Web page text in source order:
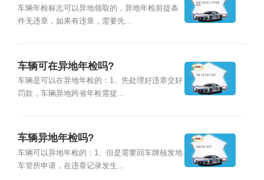
车辆年检标志可以异地领取的，异地年检前提条
件无违章，如果有违章，需要先...
车辆可在异地年检吗?
车辆是可以在异地年检的：1、先处理好违章交好
罚款，车辆异地跨省年检需提...
车辆异地年检吗?
车辆可以异地年检的：1、但是需要回车牌核发地
车管所申请，在违章记录发生...